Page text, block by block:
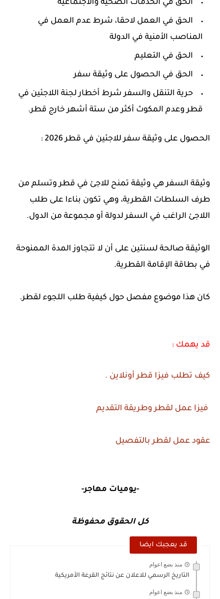
الحق في الخدمات الصحية والاجتماعية
الحق في العمل لاحقا، شرط عدم العمل في
المناصب الأمنية في الدولة
الحق في التعليم
الحق في الحصول على وثيقة سفر
حرية التنقل والسفر شرط أخطار لجنة اللاجئين في
قطر وعدم المكوث أكثر من ستة أشهر خارج قطر.
الحصول على وثيقة سفر للاجئين في قطر 2026 :
وثيقة السفر هي وثيقة تمنح للاجئ في قطر وتسلم من
طرف السلطات القطرية، وهي تكون بناءا على طلب
اللاجئ الراغب في السفر لدولة أو مجموعة من الدول.
الوثيقة صالحة لسنتين على أن لا تتجاوز المدة الممنوحة
في بطاقة الإقامة القطرية.
كان هذا موضوع مفصل حول كيفية طلب اللجوء لقطر.
قد يهمك :
كيف تطلب فيزا قطر أونلاين .
فيزا عمل لقطر وطريقة التقديم
عقود عمل لقطر بالتفصيل
-يوميات مهاجر-
كل الحقوق محفوظة
قد يعجبك ايضا
منذ بضع اعوام
التاريخ الرسمي للاعلان عن نتائج القرعة الأمريكية
منذ بضع اعوام